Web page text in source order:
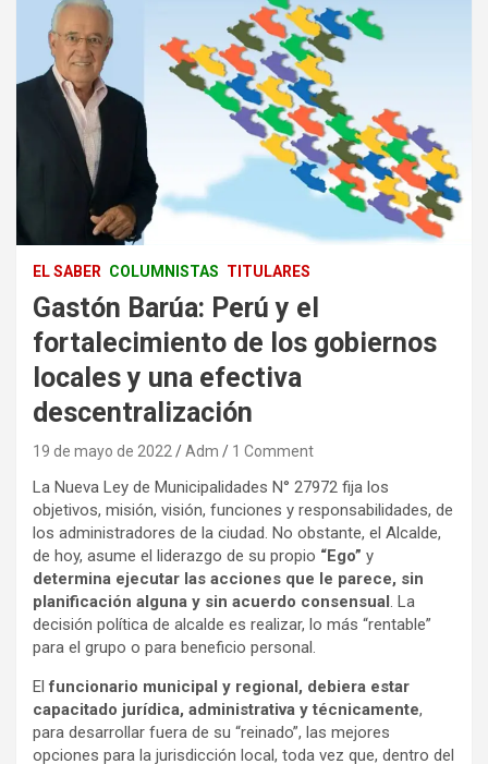
EL SABER COLUMNISTAS TITULARES
Gastón Barúa: Perú y el
fortalecimiento de los gobiernos
locales y una efectiva
descentralización
19 de mayo de 2022 Adm 1 Comment
La Nueva Ley de Municipalidades N° 27972 fija los
objetivos, misión, visión, funciones y responsabilidades, de
los administradores de la ciudad. No obstante, el Alcalde,
de hoy, asume el liderazgo de su propio “Ego” y
determina ejecutar las acciones que le parece, sin
planificación alguna y sin acuerdo consensual. La
decisión política de alcalde es realizar, lo más “rentable”
para el grupo o para beneficio personal.
Elfuncionario municipal y regional, debiera estar
capacitado jurídica, administrativa y técnicamente,
para desarrollar fuera de su “reinado”, las mejores
opciones para la jurisdicción local, toda vez que, dentro del